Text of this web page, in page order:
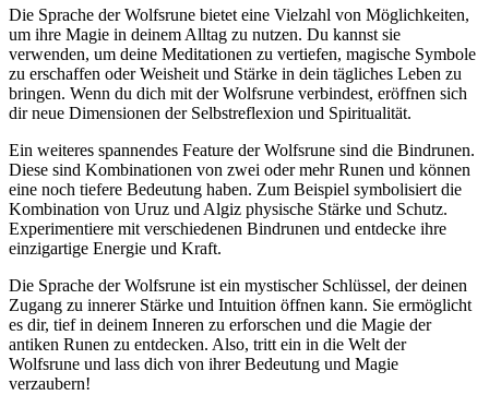
Die Sprache der⁢ Wolfsrune bietet eine Vielzahl von ​Möglichkeiten,
um ihre Magie in deinem Alltag ‌zu nutzen. Du ⁣kannst sie
verwenden, um deine Meditationen zu vertiefen, magische Symbole
zu erschaffen⁢ oder Weisheit‍ und Stärke ​in dein‌ tägliches Leben ​zu
bringen. Wenn du dich mit der Wolfsrune verbindest, eröffnen sich
dir ⁣neue Dimensionen der Selbstreflexion und Spiritualität.
Ein weiteres ‍spannendes ​Feature der Wolfsrune sind ‍die Bindrunen.
Diese sind Kombinationen von zwei oder mehr Runen und können
eine noch ⁣tiefere Bedeutung ‌haben. Zum ‌Beispiel​ symbolisiert ‍die
Kombination von Uruz und Algiz physische Stärke und Schutz.
Experimentiere mit ‍verschiedenen⁢ Bindrunen‍ und entdecke ihre⁤
einzigartige Energie ⁣und Kraft.
Die Sprache der Wolfsrune ist ein mystischer ⁢Schlüssel, der deinen⁤
Zugang zu​ innerer​ Stärke und Intuition öffnen kann. Sie ermöglicht
es dir, tief in deinem Inneren zu erforschen ⁤und die ​Magie der
antiken Runen zu entdecken. Also, tritt ‍ein in die Welt der
Wolfsrune und lass dich von⁢ ihrer Bedeutung und Magie
⁤verzaubern!